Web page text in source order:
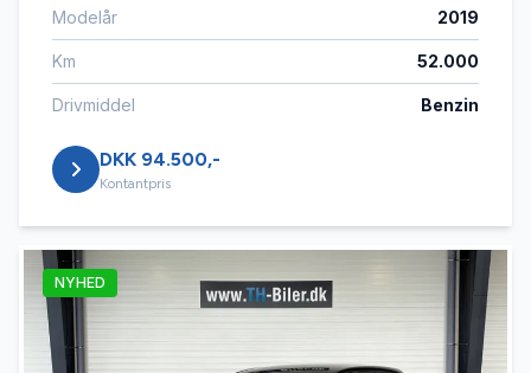
Modelår 2019
Km 52.000
Drivmiddel Benzin
DKK 94.500,-
Kontantpris
NYHED